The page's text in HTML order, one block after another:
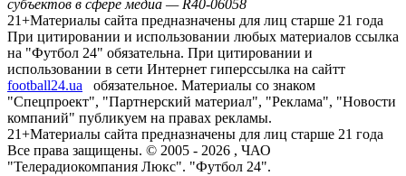
субъектов в сфере медиа — R40-06058
21+Материалы сайта предназначены для лиц старше 21 года
При цитировании и использовании любых материалов ссылка
на "Футбол 24" обязательна. При цитировании и
использовании в сети Интернет гиперссылка на сайтт
football24.ua
обязательное. Материалы со знаком
"Спецпроект", "Партнерский материал", "Реклама", "Новости
компаний" публикуем на правах рекламы.
21+Материалы сайта предназначены для лиц старше 21 года
Все права защищены. © 2005 - 2026 , ЧАО
"Телерадиокомпания Люкс". "Футбол 24".